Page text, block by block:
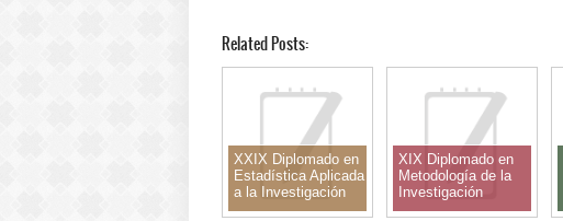
Related Posts:
XXIX Diplomado en
Estadística Aplicada
a la Investigación
XIX Diplomado en
Metodología de la
Investigación